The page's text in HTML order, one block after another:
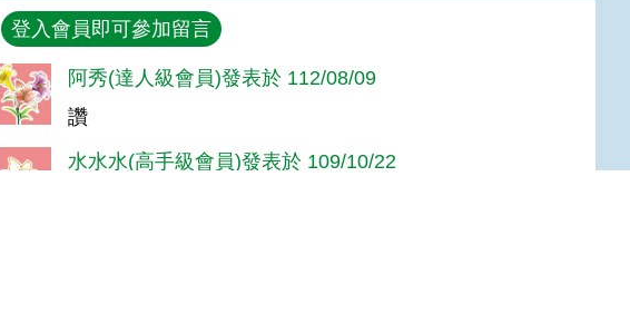
回覆
登入會員即可參加留言
阿秀(達人級會員)發表於 112/08/09
讚
水水水(高手級會員)發表於 109/10/22